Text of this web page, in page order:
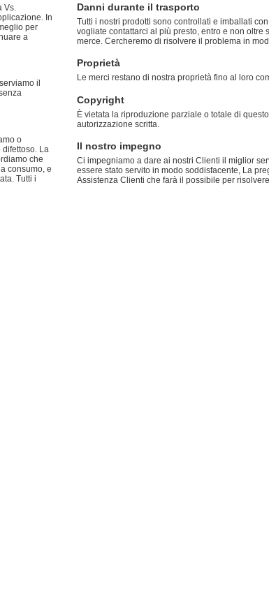
Vs.
In
per
a
il
o
La
che
consumo, e
Tutti i
Danni durante il trasporto
Tutti i nostri prodotti sono controllati e imballati con cura,
vogliate contattarci al più presto, entro e non oltre
merce. Cercheremo di risolvere il problema in
Proprietà
Le merci restano di nostra proprietà fino al loro
Copyright
È vietata la riproduzione parziale o totale di
autorizzazione scritta.
Il nostro impegno
Ci impegniamo a dare ai nostri Clienti il miglior
essere stato servito in modo soddisfacente, La
Assistenza Clienti che farà il possibile per